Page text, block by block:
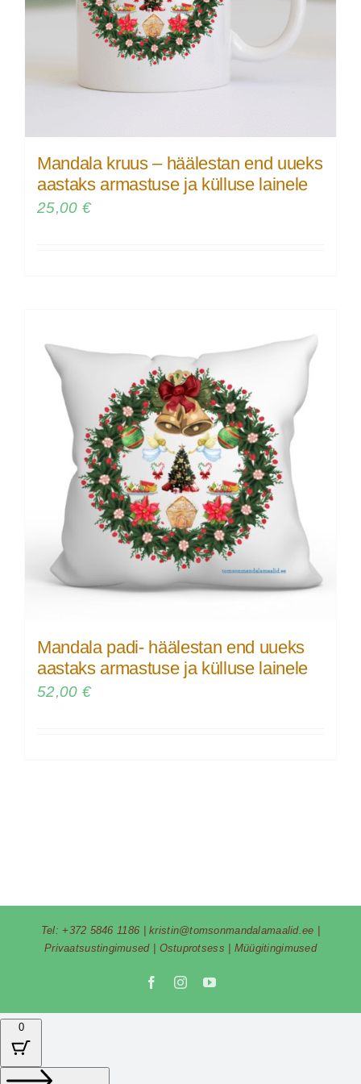
Mandala kruus – häälestan end uueks
aastaks armastuse ja külluse lainele
25,00 €
Mandala padi- häälestan end uueks
aastaks armastuse ja külluse lainele
52,00 €
Tel: +372 5846 1186 |kristin@tomsonmandalamaalid.ee
Privaatsustingimused| Ostuprotsess Müügitingimused
FacebookInstagramYouTube
0